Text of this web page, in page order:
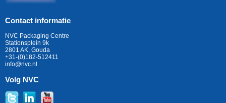
Contact informatie
NVC Packaging Centre
Stationsplein 9k
2801 AK, Gouda
+31-(0)182-512411
info@nvc.nl
Volg NVC